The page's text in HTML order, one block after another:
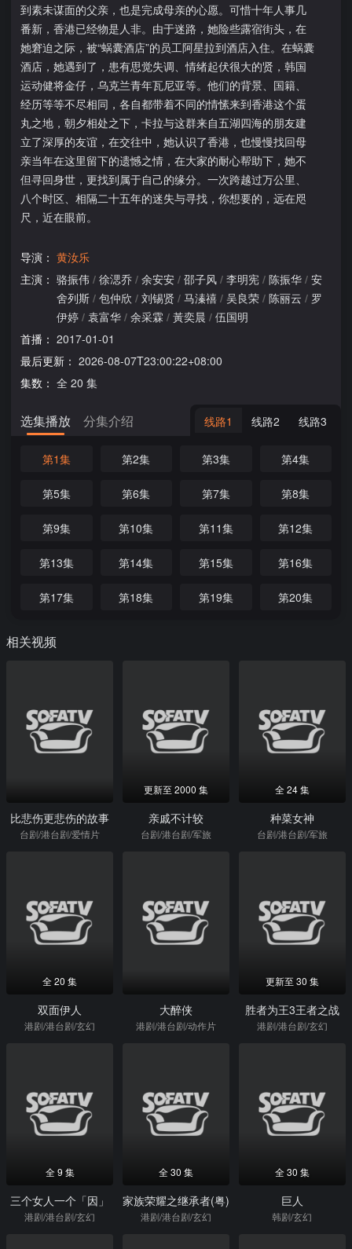
到素未谋面的父亲，也是完成母亲的心愿。可惜十年人事几
番新，香港已经物是人非。由于迷路，她险些露宿街头，在
她窘迫之际，被“蜗囊酒店”的员工阿星拉到酒店入住。在蜗囊
酒店，她遇到了，患有思觉失调、情绪起伏很大的贤，韩国
运动健将金仔，乌克兰青年瓦尼亚等。他们的背景、国籍、
经历等等不尽相同，各自都带着不同的情愫来到香港这个蛋
丸之地，朝夕相处之下，卡拉与这群来自五湖四海的朋友建
立了深厚的友谊，在交往中，她认识了香港，也慢慢找回母
亲当年在这里留下的遗憾之情，在大家的耐心帮助下，她不
但寻回身世，更找到属于自己的缘分。一次跨越过万公里、
八个时区、相隔二十五年的迷失与寻找，你想要的，远在咫
尺，近在眼前。
导演： 黄汝乐
主演： 骆振伟 / 徐㴓乔 / 余安安 / 邵子风 / 李明宪 / 陈振华 / 安
舍列斯 / 包仲欣 / 刘锡贤 / 马溱禧 / 吴良荣 / 陈丽云 / 罗
伊婷 / 袁富华 / 余采霖 / 黃奕晨 / 伍国明
首播： 2017-01-01
最后更新： 2026-08-07T23:00:22+08:00
集数： 全 20 集
选集播放 分集介绍 线路1 线路2 线路3
第1集 第2集 第3集 第4集
第5集 第6集 第7集 第8集
第9集 第10集 第11集 第12集
第13集 第14集 第15集 第16集
第17集 第18集 第19集 第20集
相关视频
比悲伤更悲伤的故事
台剧/港台剧/爱情片
更新至 2000 集
亲戚不计较
台剧/港台剧/军旅
全 24 集
种菜女神
台剧/港台剧/军旅
全 20 集
双面伊人
港剧/港台剧/玄幻
大醉侠
港剧/港台剧/动作片
更新至 30 集
胜者为王3王者之战
港剧/港台剧/玄幻
全 9 集
三个女人一个「因」
港剧/港台剧/玄幻
全 30 集
家族荣耀之继承者(粤)
港剧/港台剧/玄幻
全 30 集
巨人
韩剧/玄幻